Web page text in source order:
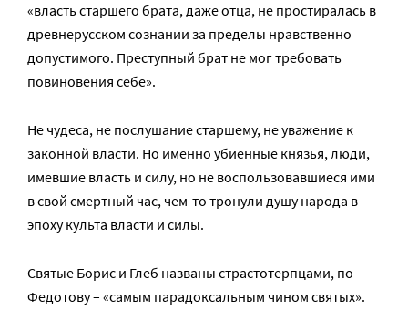
«власть старшего брата, даже отца, не простиралась в
древнерусском сознании за пределы нравственно
допустимого. Преступный брат не мог требовать
повиновения себе».
Не чудеса, не послушание старшему, не уважение к
законной власти. Но именно убиенные князья, люди,
имевшие власть и силу, но не воспользовавшиеся ими
в свой смертный час, чем-то тронули душу народа в
эпоху культа власти и силы.
Святые Борис и Глеб названы страстотерпцами, по
Федотову – «самым парадоксальным чином святых».